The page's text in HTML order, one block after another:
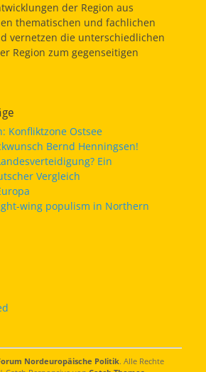
der Region aus
thematischen und fachlichen
vernetzen die unterschiedlichen
Region zum gegenseitigen
Konfliktzone Ostsee
Bernd Henningsen!
Ein
Vergleich
wing populism in Northern
Nordeuropäische Politik. Alle Rechte